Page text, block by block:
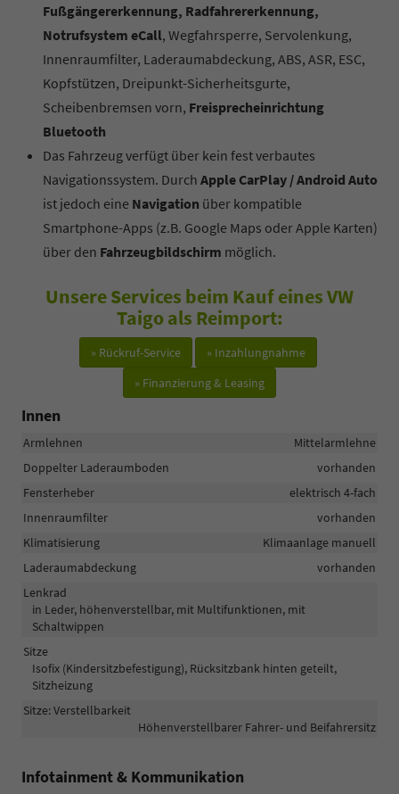
Fußgängererkennung, Radfahrererkennung,
Notrufsystem eCall, Wegfahrsperre, Servolenkung,
Innenraumfilter, Laderaumabdeckung, ABS, ASR, ESC,
Kopfstützen, Dreipunkt-Sicherheitsgurte,
Scheibenbremsen vorn, Freisprecheinrichtung
Bluetooth
Das Fahrzeug verfügt über kein fest verbautes
Navigationssystem. Durch Apple CarPlay / Android Auto
ist jedoch eine Navigation über kompatible
Smartphone-Apps (z.B. Google Maps oder Apple Karten)
über den Fahrzeugbildschirm möglich.
Unsere Services beim Kauf eines VW
Taigo als Reimport:
» Rückruf-Service
» Inzahlungnahme
» Finanzierung & Leasing
Innen
Armlehnen
Mittelarmlehne
Doppelter Laderaumboden
vorhanden
Fensterheber
elektrisch 4-fach
Innenraumfilter
vorhanden
Klimatisierung
Klimaanlage manuell
Laderaumabdeckung
vorhanden
Lenkrad
in Leder, höhenverstellbar, mit Multifunktionen, mit
Schaltwippen
Sitze
Isofix (Kindersitzbefestigung), Rücksitzbank hinten geteilt,
Sitzheizung
Sitze: Verstellbarkeit
Höhenverstellbarer Fahrer- und Beifahrersitz
Infotainment & Kommunikation